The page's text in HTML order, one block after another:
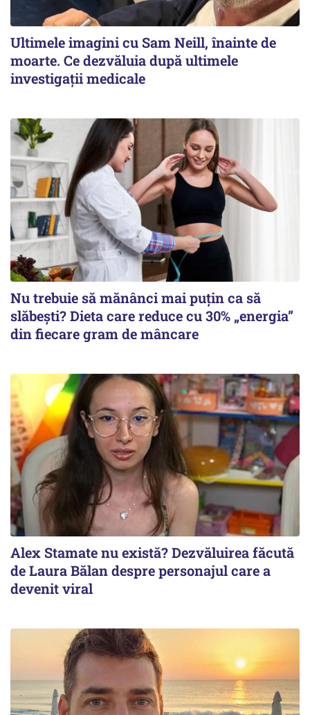
Ultimele imagini cu Sam Neill, înainte de
moarte. Ce dezvăluia după ultimele
investigații medicale
Nu trebuie să mănânci mai puțin ca să
slăbești? Dieta care reduce cu 30% „energia”
din fiecare gram de mâncare
Alex Stamate nu există? Dezvăluirea făcută
de Laura Bălan despre personajul care a
devenit viral